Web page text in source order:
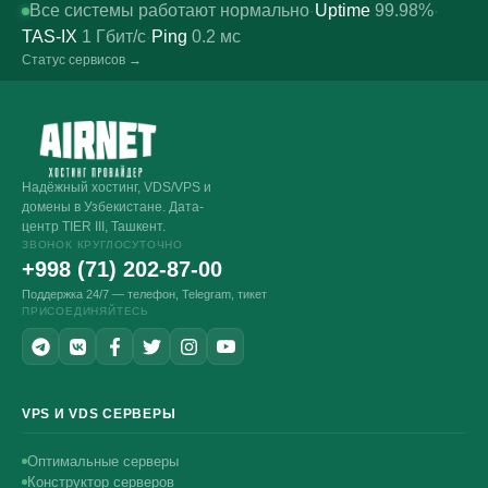
Все системы работают нормально·Uptime 99.98%·
TAS-IX 1 Гбит/с· Ping 0.2 мс
Статус сервисов →
Надёжный хостинг, VDS/VPS и
домены в Узбекистане. Дата-
центр TIER III, Ташкент.
ЗВОНОК КРУГЛОСУТОЧНО
+998 (71) 202-87-00
Поддержка 24/7 — телефон, Telegram, тикет
ПРИСОЕДИНЯЙТЕСЬ
VPS И VDS СЕРВЕРЫ
Оптимальные серверы
Конструктор серверов